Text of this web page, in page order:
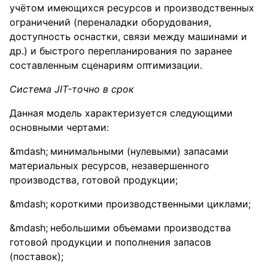
учётом имеющихся ресурсов и производственных
ограничений (переналадки оборудования,
доступность оснастки, связи между машинами и
др.) и быстрого перепланирования по заранее
составленным сценариям оптимизации.
Система JIT-точно в срок
Данная модель характеризуется следующими
основными чертами:
минимальными (нулевыми) запасами
материальных ресурсов, незавершенного
производства, готовой продукции;
короткими производственными циклами;
небольшими объемами производства
готовой продукции и пополнения запасов
(поставок);